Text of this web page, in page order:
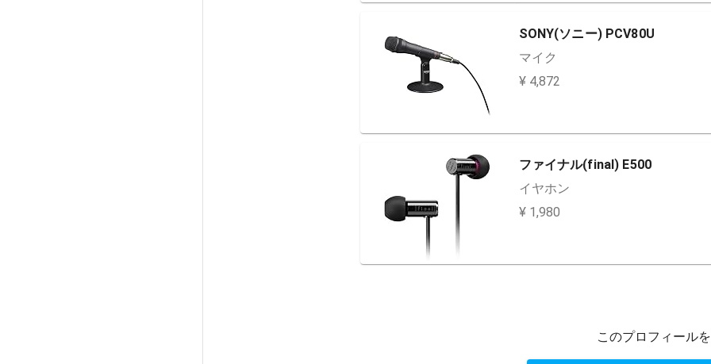
SONY(ソニー) PCV80U
マイク
¥ 4,872
ファイナル(final) E500
イヤホン
¥ 1,980
このプロフィール